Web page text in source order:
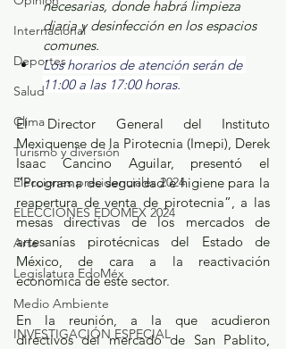
Internacional
Deportes
Salud
Clima
Turismo y diversión
Elecciones presidenciales 2024
ELECCIONES EDOMEX 2024
Arte
Legislatura EdoMéx
Medio Ambiente
INVESTIGACIÓN ESPECIAL
necesarias, donde habrá limpieza
diaria y desinfección en los espacios
comunes.
Los horarios de atención serán de
11:00 a las 17:00 horas.
El Director General del Instituto
Mexiquense de la Pirotecnia (Imepi), Derek
Isaac Cancino Aguilar, presentó el
“Programa de seguridad e higiene para la
reapertura de venta de pirotecnia”, a las
mesas directivas de los mercados de
artesanías pirotécnicas del Estado de
México, de cara a la reactivación
económica de este sector.
En la reunión, a la que acudieron
directivos del mercado de San Pablito,